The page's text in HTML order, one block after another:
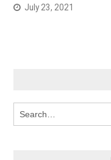
July 23, 2021